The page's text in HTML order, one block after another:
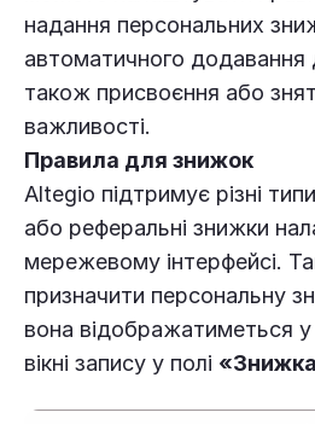
надання персональних
автоматичного додавання
також присвоєння або
важливості.
Правила для знижок
Altegio підтримує різні
або реферальні знижки
мережевому інтерфейсі.
призначити персональну
вона відображатиметься у
вікні запису у полі